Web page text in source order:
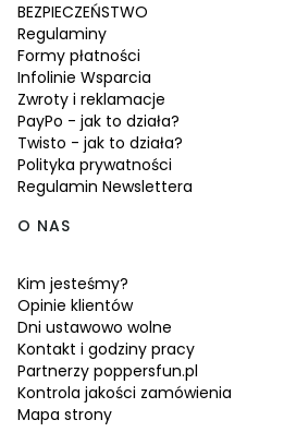
BEZPIECZEŃSTWO
Regulaminy
Formy płatności
Infolinie Wsparcia
Zwroty i reklamacje
PayPo - jak to działa?
Twisto - jak to działa?
Polityka prywatności
Regulamin Newslettera
O NAS
Kim jesteśmy?
Opinie klientów
Dni ustawowo wolne
Kontakt i godziny pracy
Partnerzy poppersfun.pl
Kontrola jakości zamówienia
Mapa strony